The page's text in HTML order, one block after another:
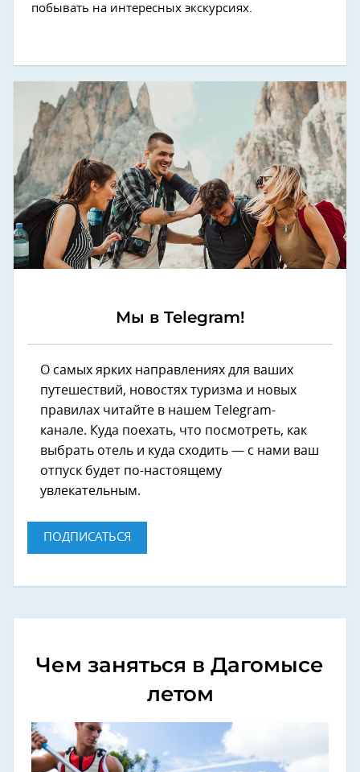
побывать на интересных экскурсиях.
Мы в Telegram!
О самых ярких направлениях для ваших
путешествий, новостях туризма и новых
правилах читайте в нашем Telegram-
канале. Куда поехать, что посмотреть, как
выбрать отель и куда сходить — с нами ваш
отпуск будет по-настоящему
увлекательным.
ПОДПИСАТЬСЯ
Чем заняться в Дагомысе
летом